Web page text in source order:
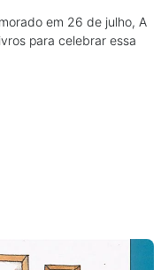
em 26 de julho, A
para celebrar essa